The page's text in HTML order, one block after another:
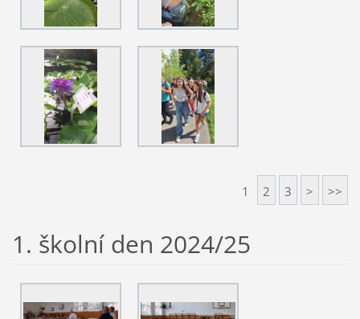
1 2 3 > >>
1. školní den 2024/25